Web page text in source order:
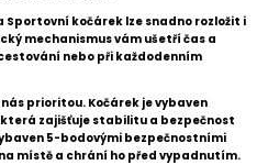
Sportovní kočárek lze snadno rozložit i
mechanismus vám ušetří čas a
nebo při každodenním
prioritou. Kočárek je vybaven
zajišťuje stabilitu a bezpečnost
5-bodovými bezpečnostními
místě a chrání ho před vypadnutím.